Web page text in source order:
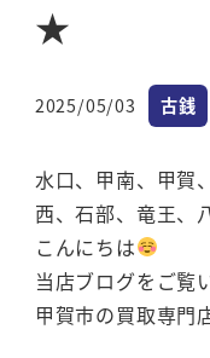
★
投稿日
2025/05/03 カテ
古銭
水口、甲南、甲賀
西、石部、竜王、
こんにちは
当店ブログをご覧
甲賀市の買取専門